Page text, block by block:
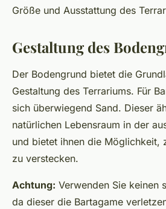
Größe und Ausstattung des
Gestaltung des
Der Bodengrund bietet die
Gestaltung des Terrariums. Für
sich überwiegend Sand. Dieser
natürlichen Lebensraum in der
und bietet ihnen die Möglichkeit,
zu verstecken.
Achtung: Verwenden Sie keinen
da dieser die Bartagame